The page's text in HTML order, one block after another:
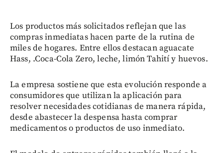
Los productos más solicitados reflejan que las
compras inmediatas hacen parte de la rutina de
miles de hogares. Entre ellos destacan aguacate
Hass, .Coca-Cola Zero, leche, limón Tahití y huevos.
La empresa sostiene que esta evolución responde a
consumidores que utilizan la aplicación para
resolver necesidades cotidianas de manera rápida,
desde abastecer la despensa hasta comprar
medicamentos o productos de uso inmediato.